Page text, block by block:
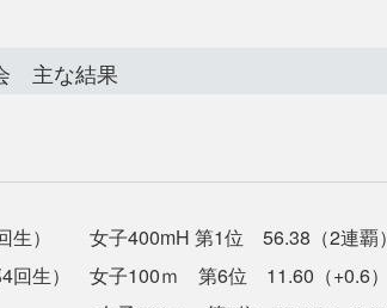
主な結果
回生） 女子400mH 第1位 56.38（2連覇
4回生） 女子100ｍ 第6位 11.60（+0.6